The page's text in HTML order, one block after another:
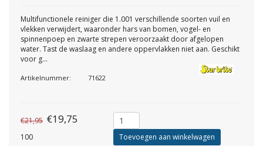
Multifunctionele reiniger die 1.001 verschillende soorten vuil en
vlekken verwijdert, waaronder hars van bomen, vogel- en
spinnenpoep en zwarte strepen veroorzaakt door afgelopen
water. Tast de waslaag en andere oppervlakken niet aan. Geschikt
voor g...
Artikelnummer: 71622
€21,95 €19,75
100 Toevoegen aan winkelwagen